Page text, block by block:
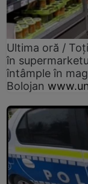
Ultima oră /
în
întâmple în
Bolojan